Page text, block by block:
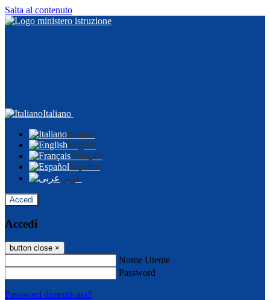
Salta al contenuto
Italiano
Italiano
English
Français
Español
عربى
Accedi
Accedi
button close ×
Nome Utente
Password
Password dimenticata?